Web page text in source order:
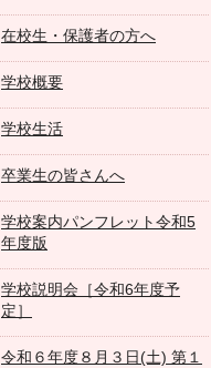
在校生・保護者の方へ
学校概要
学校生活
卒業生の皆さんへ
学校案内パンフレット令和5
年度版
学校説明会［令和6年度予
定］
令和６年度８月３日(土) 第１